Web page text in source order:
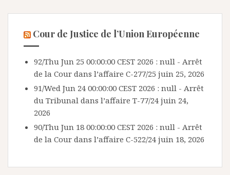
Cour de Justice de l’Union Européenne
92/Thu Jun 25 00:00:00 CEST 2026 : null - Arrêt
de la Cour dans l’affaire C-277/25 juin 25, 2026
91/Wed Jun 24 00:00:00 CEST 2026 : null - Arrêt
du Tribunal dans l’affaire T-77/24 juin 24,
2026
90/Thu Jun 18 00:00:00 CEST 2026 : null - Arrêt
de la Cour dans l’affaire C-522/24 juin 18, 2026